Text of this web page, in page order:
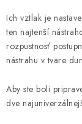
KONTAKTY
DOPRAVA
PRODUKTOV
Ich vztlak je
ten najtenší
rozpustnosť
nástrahu v tvare
Aby ste boli
dve